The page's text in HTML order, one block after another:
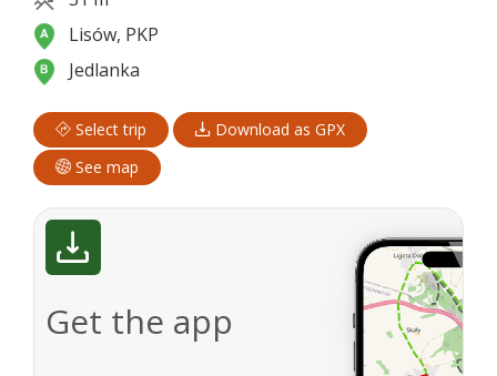
Lisów, PKP
Jedlanka
Select trip
Download as GPX
See map
Get the app